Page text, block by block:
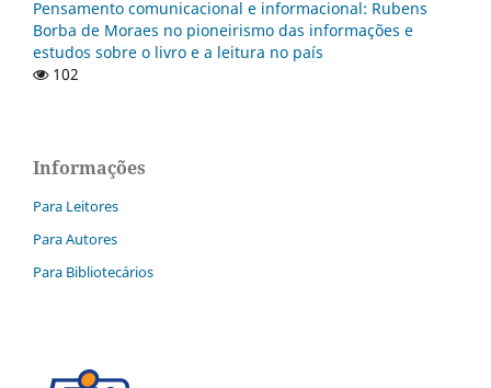
Pensamento comunicacional e informacional: Rubens
Borba de Moraes no pioneirismo das informações e
estudos sobre o livro e a leitura no país
102
Informações
Para Leitores
Para Autores
Para Bibliotecários